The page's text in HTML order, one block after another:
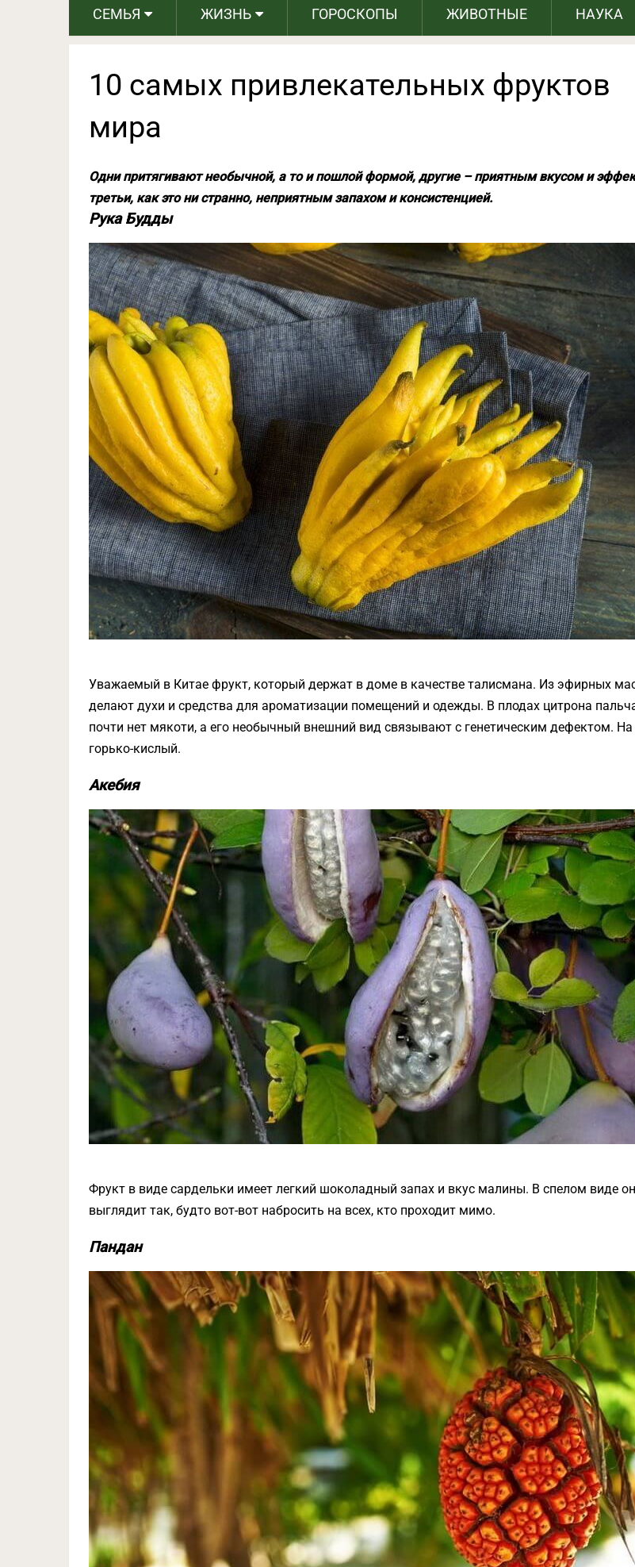
СЕМЬЯ ЖИЗНЬ ГОРОСКОПЫ ЖИВОТНЫЕ НАУКА
10 самых привлекательных фруктов
мира
Одни притягивают необычной, а то и пошлой формой, другие – приятным вкусом и
третьи, как это ни странно, неприятным запахом и консистенцией.
Рука Будды
Уважаемый в Китае фрукт, который держат в доме в качестве талисмана. Из эфирных
делают духи и средства для ароматизации помещений и одежды. В плодах цитрона
почти нет мякоти, а его необычный внешний вид связывают с генетическим дефектом. На
горько-кислый.
Акебия
Фрукт в виде сардельки имеет легкий шоколадный запах и вкус малины. В спелом виде он
выглядит так, будто вот-вот набросить на всех, кто проходит мимо.
Пандан